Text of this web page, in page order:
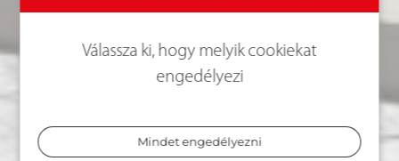
Válassza ki, hogy melyik cookiekat
engedélyezi
Mindet engedélyezni